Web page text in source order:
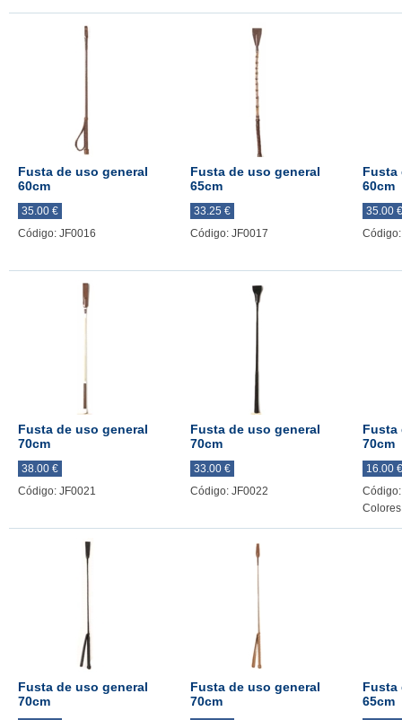
Fusta de uso general
60cm
35.00 €
Código: JF0016
Fusta de uso general
65cm
33.25 €
Código: JF0017
Fusta
60cm
35.00 €
Fusta de uso general
70cm
38.00 €
Código: JF0021
Fusta de uso general
70cm
33.00 €
Código: JF0022
Fusta
70cm
16.00 €
Fusta de uso general
70cm
Fusta de uso general
70cm
Fusta
65cm